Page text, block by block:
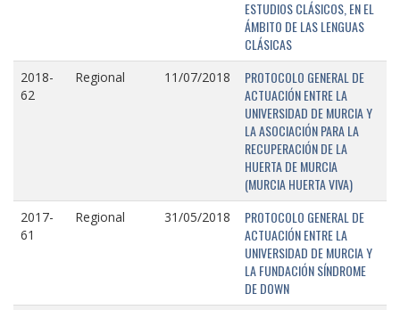
ESTUDIOS CLÁSICOS, EN EL
ÁMBITO DE LAS LENGUAS
CLÁSICAS
2018-
62
Regional 11/07/2018
PROTOCOLO GENERAL DE
ACTUACIÓN ENTRE LA
UNIVERSIDAD DE MURCIA Y
LA ASOCIACIÓN PARA LA
RECUPERACIÓN DE LA
HUERTA DE MURCIA
(MURCIA HUERTA VIVA)
2017-
61
Regional 31/05/2018
PROTOCOLO GENERAL DE
ACTUACIÓN ENTRE LA
UNIVERSIDAD DE MURCIA Y
LA FUNDACIÓN SÍNDROME
DE DOWN